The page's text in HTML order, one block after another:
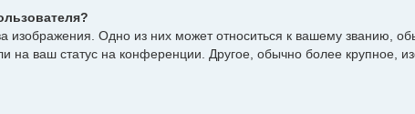
изображения. Одно из них может относиться к вашему званию,
на ваш статус на конференции. Другое, обычно более крупное,